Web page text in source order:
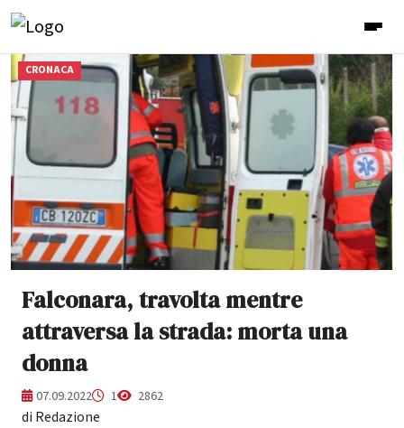
CRONACA
Falconara, travolta mentre
attraversa la strada: morta una
donna
07.09.2022 1 2862
di Redazione